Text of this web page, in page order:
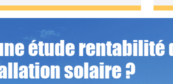
étude rentabilité
solaire ?